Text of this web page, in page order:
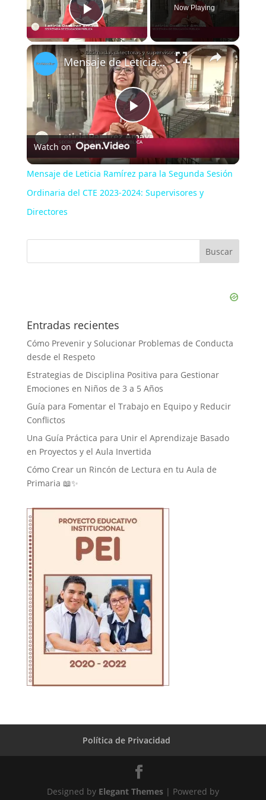
Play Video
Now Playing
×
Play
Video
Mensaje de Leticia Ramírez para la Segunda Sesión Ordinaria del CTE 2023-2024: Supervisores y Directores
Watch on
Mensaje de Leticia Ramírez para la Segunda Sesión
Ordinaria del CTE 2023-2024: Supervisores y
Directores
Entradas recientes
Cómo Prevenir y Solucionar Problemas de Conducta
desde el Respeto
Estrategias de Disciplina Positiva para Gestionar
Emociones en Niños de 3 a 5 Años
Guía para Fomentar el Trabajo en Equipo y Reducir
Conflictos
Una Guía Práctica para Unir el Aprendizaje Basado
en Proyectos y el Aula Invertida
Cómo Crear un Rincón de Lectura en tu Aula de
Primaria 📖✨
Política de Privacidad
Designed by Elegant Themes| Powered by